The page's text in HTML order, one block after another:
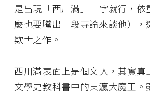
是出現「西川滿」三字就行，依
麼也要騰出一段專論來談他），
欺世之作。
西川滿表面上是個文人，其實真
文學史教科書中的東瀛大魔王。